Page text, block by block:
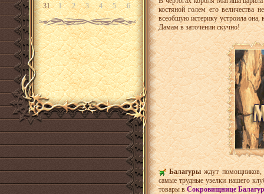
31
1 2 3 4 5 6
костяной голем его величества
всеобщую истерику устроила она,
Дамам в заточении скучно!
Балагурыждут помощников,
самые трудные узелки нашего
товары вСокровищнице